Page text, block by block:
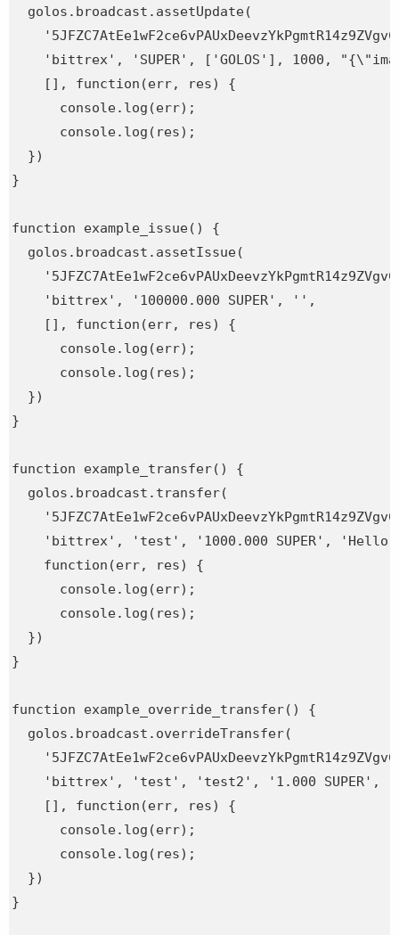
  golos.broadcast.assetUpdate(
'bittrex', 'SUPER', ['GOLOS'], 1000,
    [], function(err, res) {
      console.log(err);
      console.log(res);
  })
}
function example_issue() {
  golos.broadcast.assetIssue(
    'bittrex', '100000.000 SUPER', '',
    [], function(err, res) {
      console.log(err);
      console.log(res);
  })
}
function example_transfer() {
  golos.broadcast.transfer(
'bittrex', 'test', '1000.000 SUPER', 'Hello
    function(err, res) {
      console.log(err);
      console.log(res);
  })
}
function example_override_transfer() {
  golos.broadcast.overrideTransfer(
'bittrex', 'test', 'test2', '1.000 SUPER',
    [], function(err, res) {
      console.log(err);
      console.log(res);
  })
}